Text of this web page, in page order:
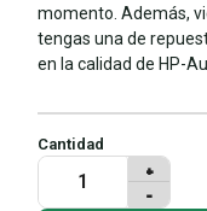
momento. Además,
tengas una de
en la calidad de HP-
Cantidad
+
−